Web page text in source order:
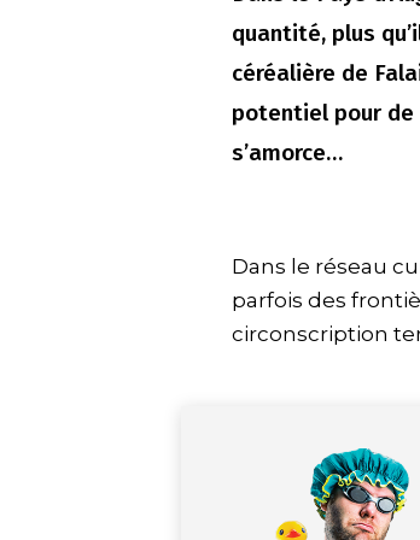
quantité, plus
céréalière de
potentiel pour de
s’amorce…
Dans le réseau
parfois des
circonscription